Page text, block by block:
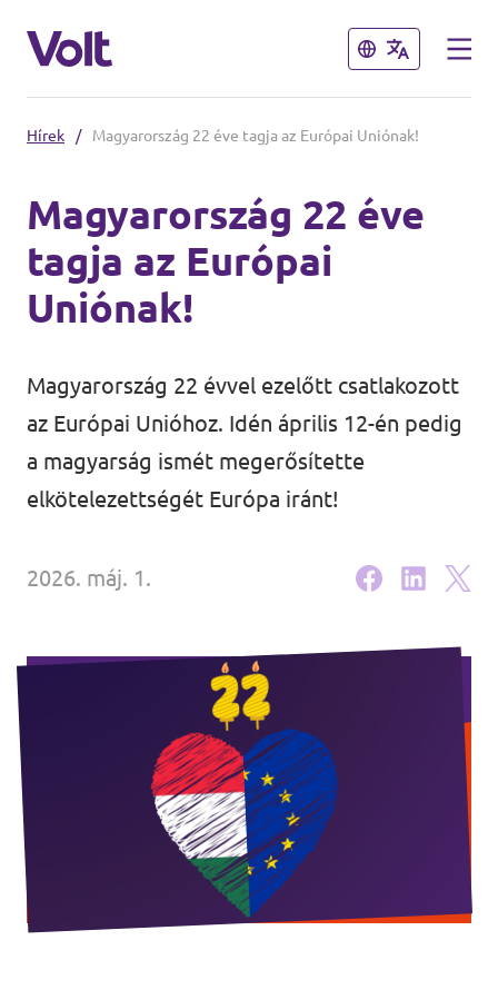
Bezárás
Magyar
Bezárás
Irányelvek
A Volt-ról
Hírek
Napirend
Legyél te is Volt tag!
Hírek / Magyarország 22 éve tagja az Európai Uniónak!
Magyarország 22 éve
tagja az Európai
Uniónak!
Magyarország 22 évvel ezelőtt csatlakozott
az Európai Unióhoz. Idén április 12-én pedig
a magyarság ismét megerősítette
elkötelezettségét Európa iránt!
2026. máj. 1.